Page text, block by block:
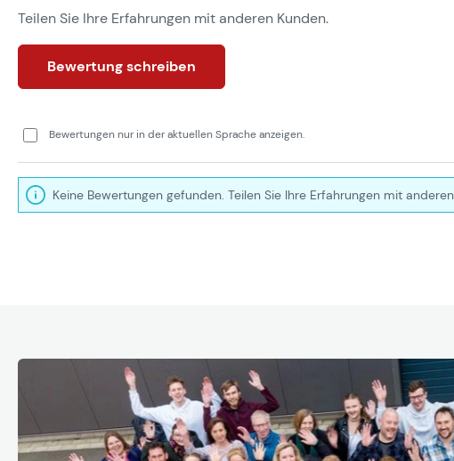
Teilen Sie Ihre Erfahrungen mit anderen Kunden.
Bewertung schreiben
Bewertungen nur in der aktuellen Sprache anzeigen.
Keine Bewertungen gefunden. Teilen Sie Ihre Erfahrungen mit anderen.